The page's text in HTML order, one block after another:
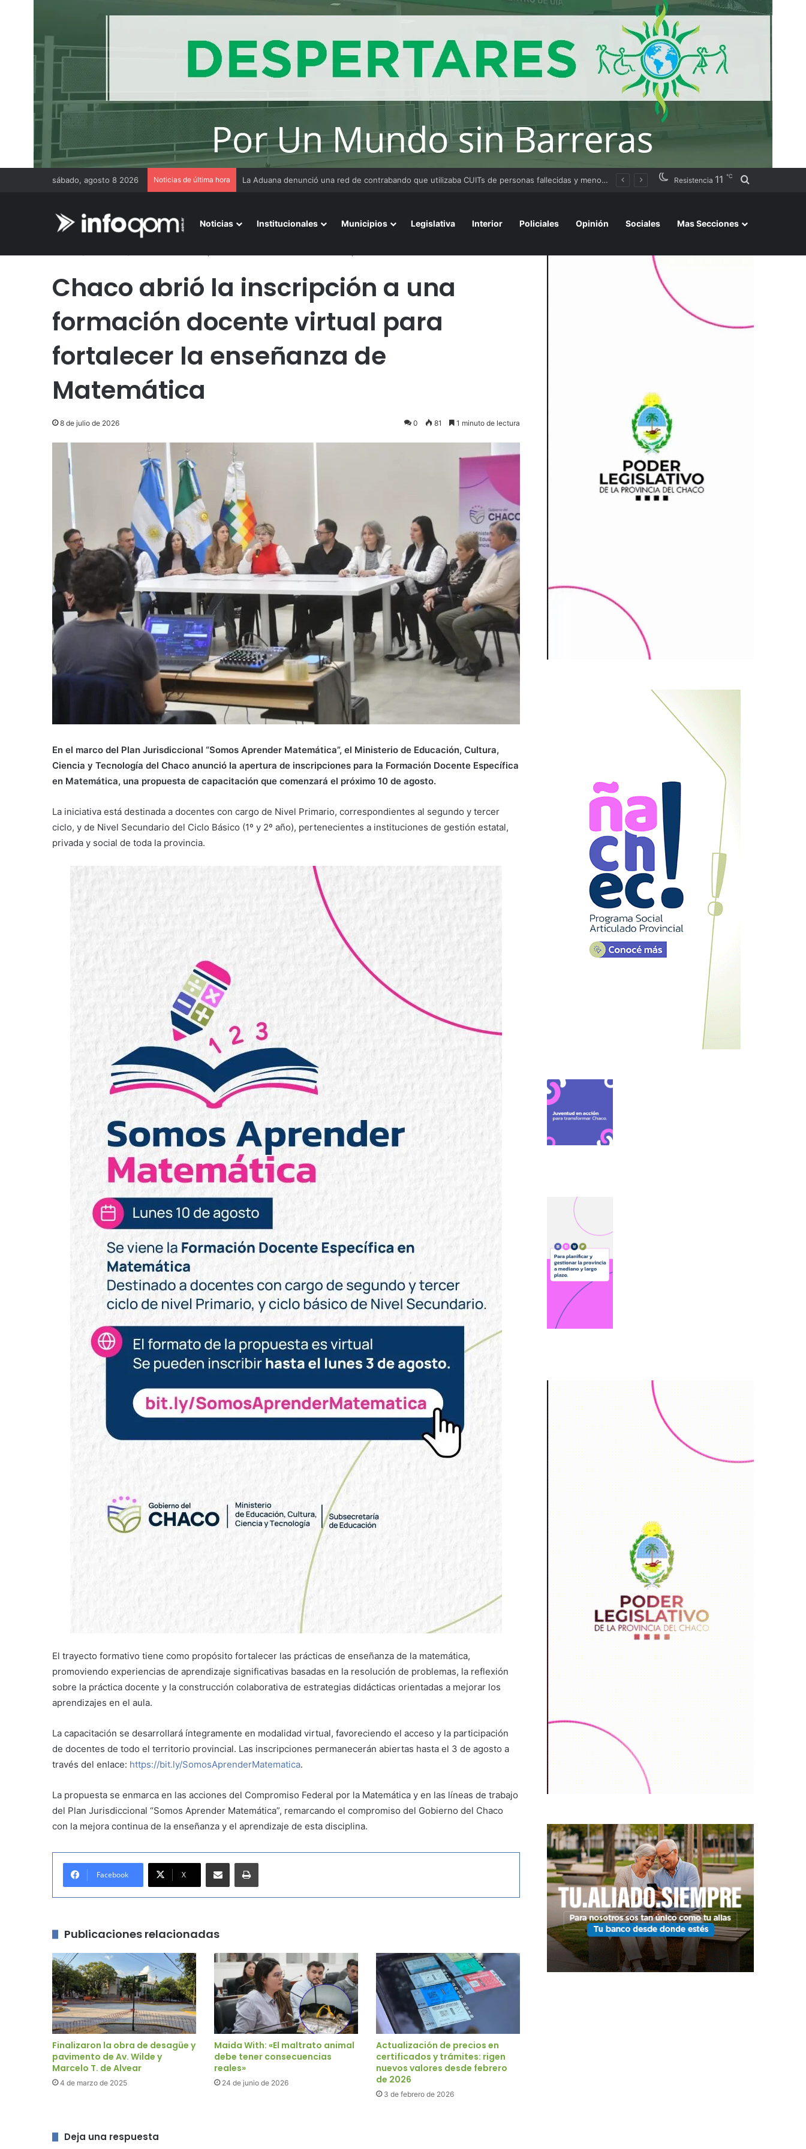
sábado, agosto 8 2026 Noticias de última hora Thiago Medina fue imputado por abuso sexual y la causa continúa bajo investigación judicial Resistencia 11 ℃ Buscar por
Noticias Institucionales Municipios Legislativa Interior Policiales Opinión Sociales Mas Secciones
Chaco abrió la inscripción a una
formación docente virtual para
fortalecer la enseñanza de
Matemática
8 de julio de 2026 0 81 1 minuto de lectura
En el marco del Plan Jurisdiccional “Somos Aprender Matemática”, el Ministerio de Educación, Cultura,
Ciencia y Tecnología del Chaco anunció la apertura de inscripciones para la Formación Docente Específica
en Matemática, una propuesta de capacitación que comenzará el próximo 10 de agosto.
La iniciativa está destinada a docentes con cargo de Nivel Primario, correspondientes al segundo y tercer
ciclo, y de Nivel Secundario del Ciclo Básico (1º y 2º año), pertenecientes a instituciones de gestión estatal,
privada y social de toda la provincia.
El trayecto formativo tiene como propósito fortalecer las prácticas de enseñanza de la matemática,
promoviendo experiencias de aprendizaje significativas basadas en la resolución de problemas, la reflexión
sobre la práctica docente y la construcción colaborativa de estrategias didácticas orientadas a mejorar los
aprendizajes en el aula.
La capacitación se desarrollará íntegramente en modalidad virtual, favoreciendo el acceso y la participación
de docentes de todo el territorio provincial. Las inscripciones permanecerán abiertas hasta el 3 de agosto a
través del enlace: https://bit.ly/SomosAprenderMatematica.
La propuesta se enmarca en las acciones del Compromiso Federal por la Matemática y en las líneas de trabajo
del Plan Jurisdiccional “Somos Aprender Matemática”, remarcando el compromiso del Gobierno del Chaco
con la mejora continua de la enseñanza y el aprendizaje de esta disciplina.
Facebook X
Publicaciones relacionadas
Finalizaron la obra de desagüe y
pavimento de Av. Wilde y
Marcelo T. de Alvear
4 de marzo de 2025
Maida With: «El maltrato animal
debe tener consecuencias
reales»
24 de junio de 2026
Actualización de precios en
certificados y trámites: rigen
nuevos valores desde febrero
de 2026
3 de febrero de 2026
Deja una respuesta